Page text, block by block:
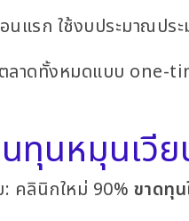
นแรก ใช้งบประมาณปร
ลาดทั้งหมดแบบ one-
ทุนหมุนเวี
คลินิกใหม่ 90% ขาดทุ